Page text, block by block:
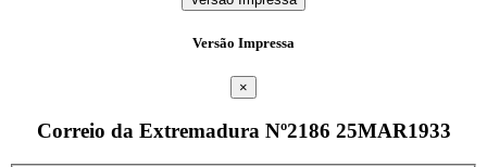
Versão Impressa
×
Correio da Extremadura Nº2186 25MAR1933